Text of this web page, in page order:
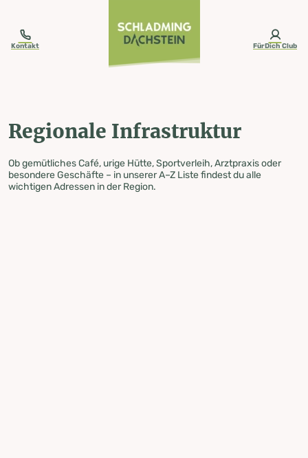
Kontakt FürDich Club
Regionale Infrastruktur
Ob gemütliches Café, urige Hütte, Sportverleih, Arztpraxis oder
besondere Geschäfte – in unserer A–Z Liste findest du alle
wichtigen Adressen in der Region.